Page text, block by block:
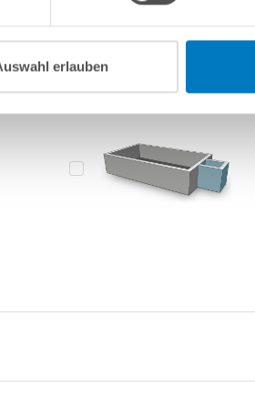
erlauben
die genannte Mindesttemperatur
und die Innenhülle sonst beim
im Außenbereich gelagert wurde.
zu groß. Temperatur zu
3 für die Sicherheit von
nicht nur eingehalten, sondern um